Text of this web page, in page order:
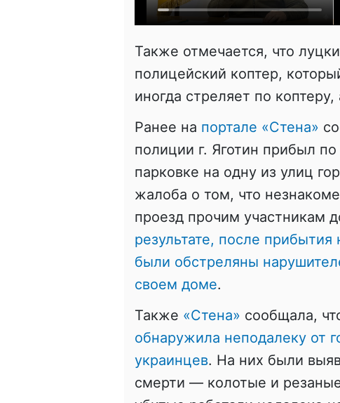
Также отмечается, что
полицейский коптер,
иногда стреляет по
Ранее на портале «Стена»
полиции г. Яготин прибыл
парковке на одну из улиц
жалоба о том, что
проезд прочим участникам
результате, после
были обстреляны
своем доме.
Также «Стена» сообщала,
обнаружила неподалеку от
украинцев. На них были
смерти — колотые и